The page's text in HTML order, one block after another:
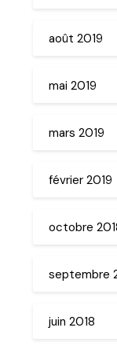
août 2019
mai 2019
mars 2019
février 2019
octobre
septembre
juin 2018